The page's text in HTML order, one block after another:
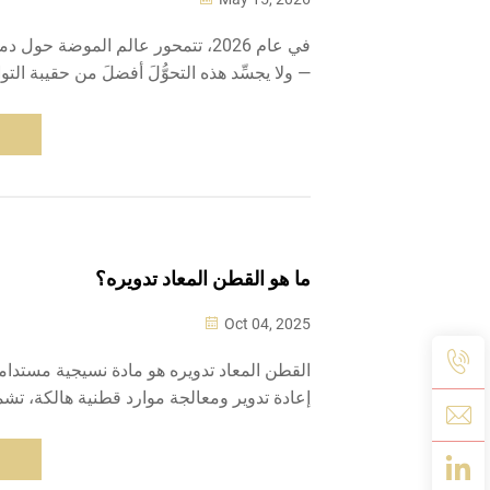
في عام 2026، تتمحور عالم الموضة
— ولا يجسِّد هذه التحوُّلَ أفضلَ من حقيبة
لكن هذه الحقيبة الشاطئية متعددة
ما هو القطن المعاد تدويره؟
Oct 04, 2025
القطن المعاد تدويره هو مادة نسيجية
إعادة تدوير ومعالجة موارد قطنية هالكة،
الخيوط من مصانع النسيج. تتضمن العملية
المواد القطنية الموجودة إلى ألياف قطنية